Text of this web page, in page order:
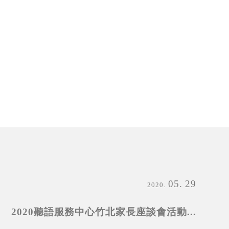
2020 05 29
2020聽語服務中心竹北家長座談會活動...